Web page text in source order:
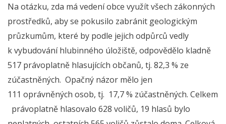
Na otázku, zda má vedení obce využít všech zákonných
prostředků, aby se pokusilo zabránit geologickým
průzkumům, které by podle jejich odpůrců vedly
k vybudování hlubinného úložiště, odpovědělo kladně
517 právoplatně hlasujících občanů, tj. 82,3 % ze
zúčastněných. Opačný názor mělo jen
111 oprávněných osob, tj. 17,7 % zúčastněných. Celkem
právoplatně hlasovalo 628 voličů, 19 hlasů bylo